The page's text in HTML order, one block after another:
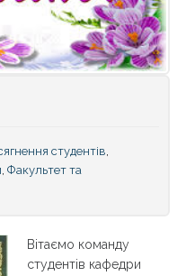
студентів,
, Факультет та
Вітаємо команду
студентів кафедри